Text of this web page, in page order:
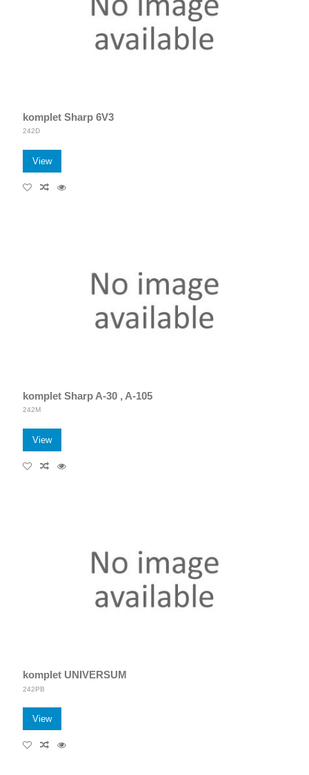
komplet Sharp 6V3
242D
View
komplet Sharp A-30 , A-105
242M
View
komplet UNIVERSUM
242PB
View